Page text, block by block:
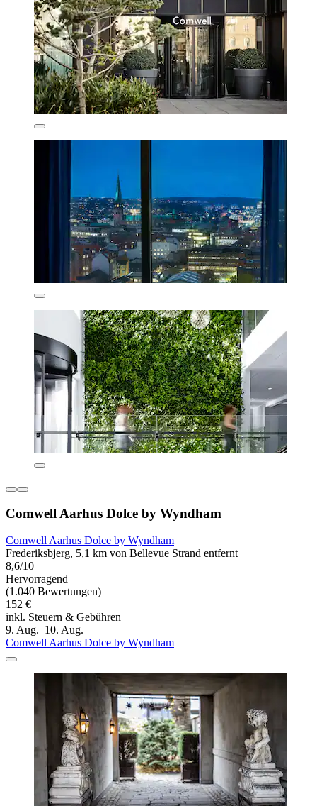
Comwell Aarhus Dolce by Wyndham
Comwell Aarhus Dolce by Wyndham
Frederiksbjerg, 5,1 km von Bellevue Strand entfernt
8,6/10
Hervorragend
(1.040 Bewertungen)
152 €
inkl. Steuern & Gebühren
9. Aug.–10. Aug.
Comwell Aarhus Dolce by Wyndham